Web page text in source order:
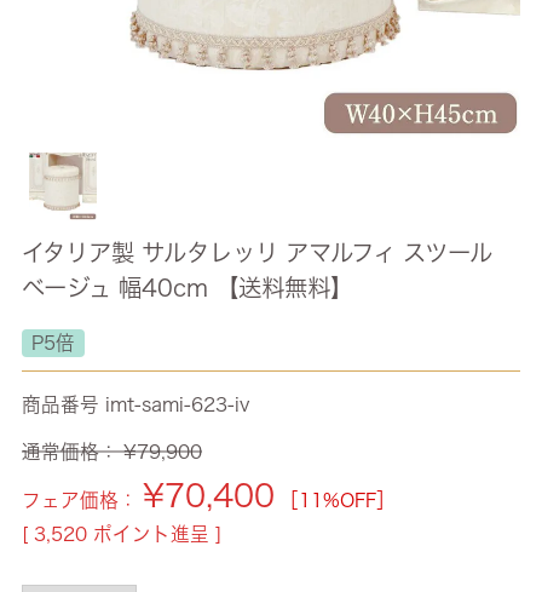
イタリア製 サルタレッリ アマルフィ スツール
ベージュ 幅40cm 【送料無料】
P5倍
商品番号 imt-sami-623-iv
通常価格： ¥79,900
フェア価格： ¥70,400
［11%OFF］
[ 3,520 ポイント進呈 ]